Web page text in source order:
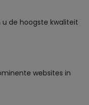
de hoogste kwaliteit
websites in